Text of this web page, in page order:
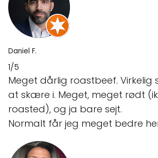
Daniel F.
1/5
Meget dårlig roastbeef. Virkelig
at skære i. Meget, meget rødt
roasted), og ja bare sejt.
Normalt får jeg meget bedre